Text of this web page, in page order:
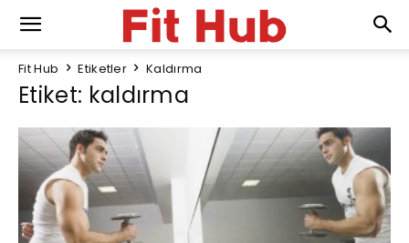
Fit Hub Etiketler Kaldırma
Etiket: kaldırma